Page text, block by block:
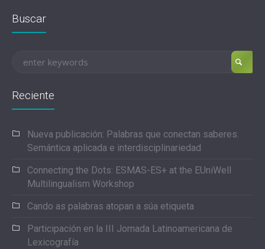
Buscar
Reciente
Nueva publicación: Palabras que conectan saberes.
Semántica aplicada e interdisciplinariedad
Connecting the Dots: ESMAS-ES+ at the EUniWell
Multilingualism Workshop
Cando as palabras atopan a súa etiqueta
Participación en la III Jornada Latinoamericana de
Lexicografía